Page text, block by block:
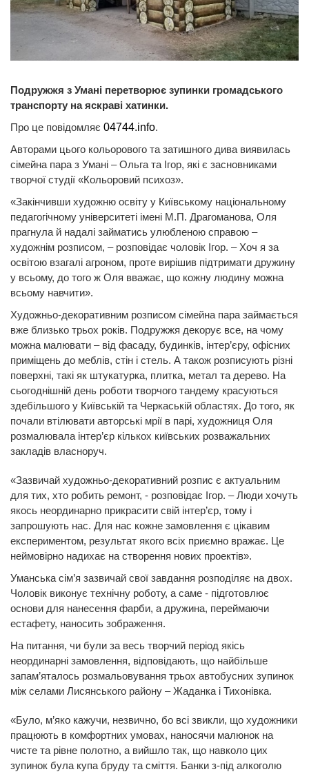
Подружжя з Умані перетворює зупинки громадського
транспорту на яскраві хатинки.
Про це повідомляє 04744.info.
Авторами цього кольорового та затишного дива виявилась
сімейна пара з Умані – Ольга та Ігор, які є засновниками
творчої студії «Кольоровий психоз».
«Закінчивши художню освіту у Київському національному
педагогічному університеті імені М.П. Драгоманова, Оля
прагнула й надалі займатись улюбленою справою –
художнім розписом, – розповідає чоловік Ігор. – Хоч я за
освітою взагалі агроном, проте вирішив підтримати дружину
у всьому, до того ж Оля вважає, що кожну людину можна
всьому навчити».
Художньо-декоративним розписом сімейна пара займається
вже близько трьох років. Подружжя декорує все, на чому
можна малювати – від фасаду, будинків, інтер’єру, офісних
приміщень до меблів, стін і стель. А також розписують різні
поверхні, такі як штукатурка, плитка, метал та дерево. На
сьогоднішній день роботи творчого тандему красуються
здебільшого у Київській та Черкаській областях. До того, як
почали втілювати авторські мрії в парі, художниця Оля
розмалювала інтер’єр кількох київських розважальних
закладів власноруч.
«Зазвичай художньо-декоративний розпис є актуальним
для тих, хто робить ремонт, - розповідає Ігор. – Люди хочуть
якось неординарно прикрасити свій інтер’єр, тому і
запрошують нас. Для нас кожне замовлення є цікавим
експериментом, результат якого всіх приємно вражає. Це
неймовірно надихає на створення нових проектів».
Уманська сім’я зазвичай свої завдання розподіляє на двох.
Чоловік виконує технічну роботу, а саме - підготовлює
основи для нанесення фарби, а дружина, переймаючи
естафету, наносить зображення.
На питання, чи були за весь творчий період якісь
неординарні замовлення, відповідають, що найбільше
запам’яталось розмальовування трьох автобусних зупинок
між селами Лисянського району – Жаданка і Тихонівка.
«Було, м’яко кажучи, незвично, бо всі звикли, що художники
працюють в комфортних умовах, наносячи малюнок на
чисте та рівне полотно, а вийшло так, що навколо цих
зупинок була купа бруду та сміття. Банки з-під алкоголю